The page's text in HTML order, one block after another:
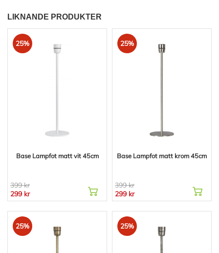
LIKNANDE PRODUKTER
25%
Base Lampfot matt vit 45cm
399 kr
299 kr
25%
Base Lampfot matt krom 45cm
399 kr
299 kr
25% 25%